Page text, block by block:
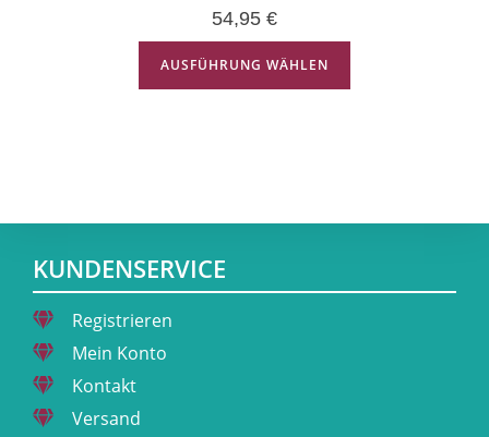
54,95 €
AUSFÜHRUNG WÄHLEN
KUNDENSERVICE
Registrieren
Mein Konto
Kontakt
Versand